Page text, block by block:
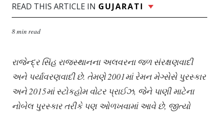
READ THIS ARTICLE IN GUJARATI
8 min read
રાજેન્દ્ર સિંહ રાજસ્થાનના અલવરના જળ સંરક્ષણવાદી
અને પર્યાવરણવાદી છે. તેમણે 2001માં રેમન મેગ્સેસે પુરસ્કાર
અને 2015માં સ્ટોકહોમ વોટર પ્રાઈઝ, જેને પાણી માટેના
નોબેલ પુરસ્કાર તરીકે પણ ઓળખવામાં આવે છે, જીત્યો